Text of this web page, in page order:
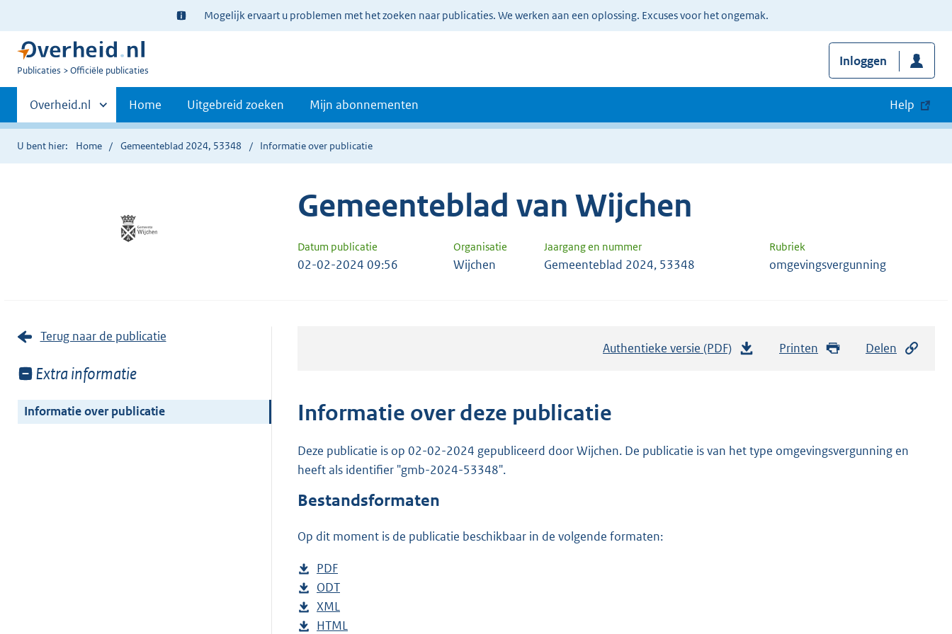
Ter
informatie:
Mogelijk ervaart u problemen met het zoeken naar publicaties. We werken aan een oplossing. Excuses voor het ongemak.
U
Publicaties Officiële publicaties
Inloggen
Primaire
navigatie
Andere
sites
binnen
Overheid.nl Home Uitgebreid zoeken Mijn abonnementen Help
U bent hier: Home Gemeenteblad 2024, 53348 Informatie over publicatie
Gemeenteblad van Wijchen
Datum publicatie Organisatie Jaargang en nummer Rubriek
02-02-2024 09:56 Wijchen Gemeenteblad 2024, 53348 omgevingsvergunning
Terug naar de publicatie
Toon
van:
Extra informatie
Informatie over publicatie
Authentieke versie (PDF) Printen Delen
Informatie over deze publicatie
Deze publicatie is op 02-02-2024 gepubliceerd door Wijchen. De publicatie is van het type omgevingsvergunning en
heeft als identifier "gmb-2024-53348".
Bestandsformaten
Op dit moment is de publicatie beschikbaar in de volgende formaten:
D
o
w
n
PDF
e
s
t
D
o
w
ODT
s
D
o
XML
e
D
HTML